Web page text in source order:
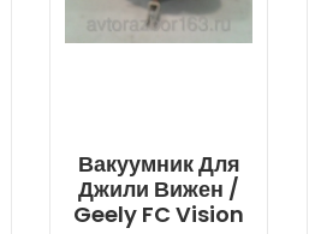
Вакуумник Для
Джили Вижен /
Geely FC Vision